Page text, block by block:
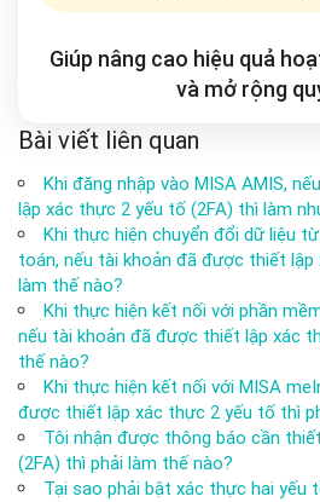
Giúp nâng cao hiệu quả
và mở rộng
Bài viết liên quan
Khi đăng nhập vào MISA AMIS,
lập xác thực 2 yếu tố (2FA) thì làm
Khi thực hiện chuyển đổi dữ liệu
toán, nếu tài khoản đã được thiết
làm thế nào?
Khi thực hiện kết nối với phần mềm
nếu tài khoản đã được thiết lập xác
thế nào?
Khi thực hiện kết nối với MISA
được thiết lập xác thực 2 yếu tố thì
Tôi nhận được thông báo cần
(2FA) thì phải làm thế nào?
Tại sao phải bật xác thực hai yếu